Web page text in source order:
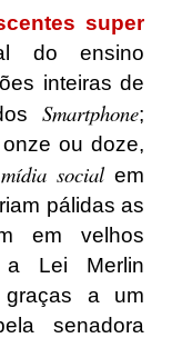
super
do ensino
inteiras de
Smartphone;
ou doze,
mídia socialem
pálidas as
em velhos
Lei Merlin
graças a um
senadora